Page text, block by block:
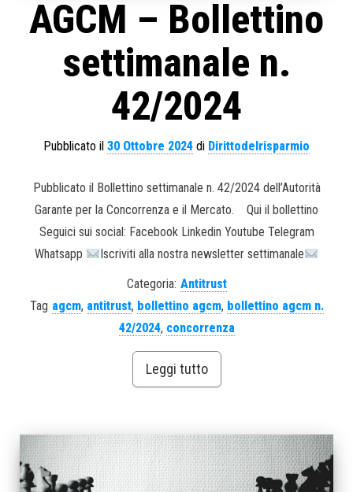
AGCM – Bollettino
settimanale n.
42/2024
Pubblicato il 30 Ottobre 2024 di Dirittodelrisparmio
Pubblicato il Bollettino settimanale n. 42/2024 dell’Autorità
Garante per la Concorrenza e il Mercato. Qui il bollettino
Seguici sui social: Facebook Linkedin Youtube Telegram
Whatsapp
Iscriviti alla nostra newsletter settimanale
Categoria: Antitrust
Tag agcm, antitrust, bollettino agcm, bollettino agcm n.
42/2024, concorrenza
Leggi tutto